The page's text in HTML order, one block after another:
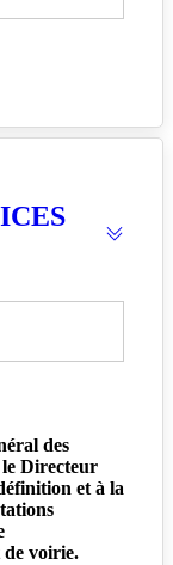
des
le Directeur
et à la
de voirie.